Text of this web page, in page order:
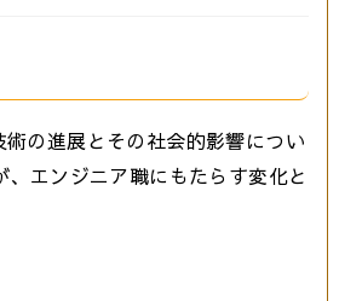
の進展とその社会的影響につい
エンジニア職にもたらす変化と